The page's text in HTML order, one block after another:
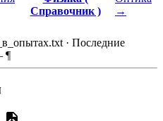
Справочник )
→
· Последние
¶